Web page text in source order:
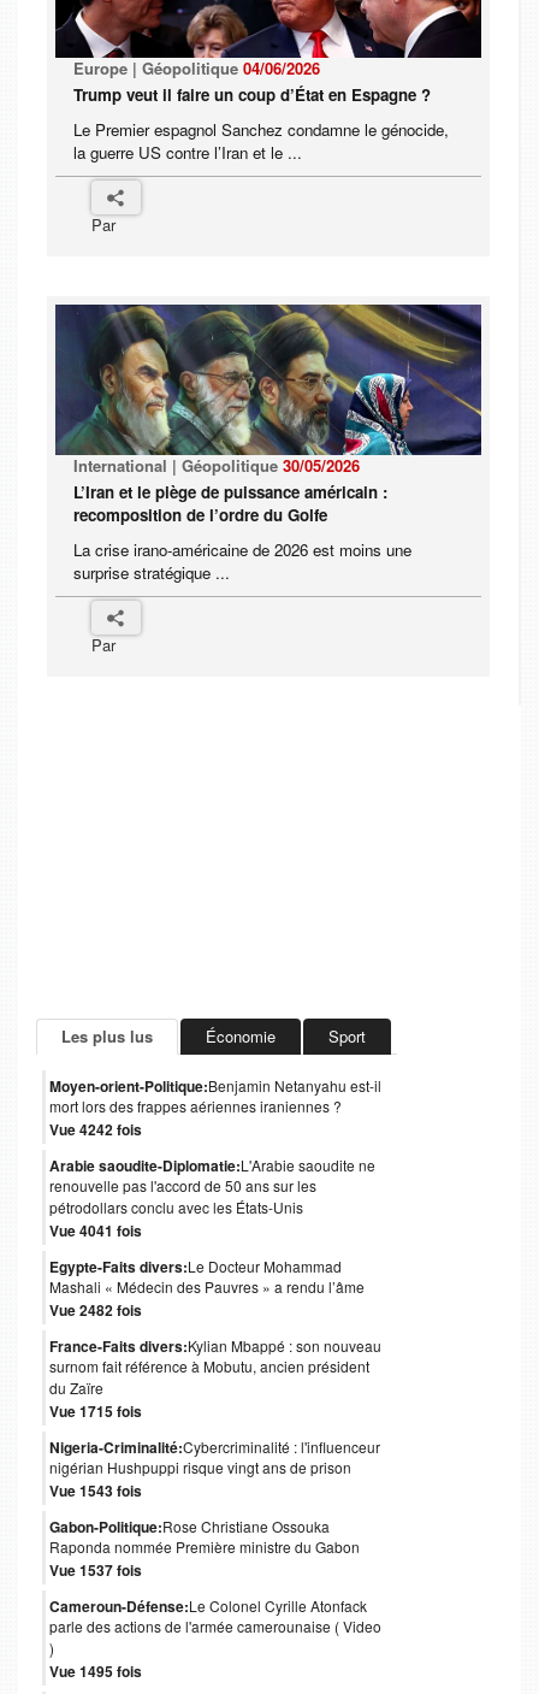
Europe | Géopolitique 04/06/2026
Trump veut il faire un coup d’État en Espagne ?
Le Premier espagnol Sanchez condamne le génocide,
la guerre US contre l’Iran et le ...
Par
International | Géopolitique 30/05/2026
L’Iran et le piège de puissance américain :
recomposition de l’ordre du Golfe
La crise irano-américaine de 2026 est moins une
surprise stratégique ...
Par
Les plus lus Économie Sport
Moyen-orient-Politique:Benjamin Netanyahu est-il
mort lors des frappes aériennes iraniennes ?
Vue 4242 fois
Arabie saoudite-Diplomatie:L'Arabie saoudite ne
renouvelle pas l'accord de 50 ans sur les
pétrodollars conclu avec les États-Unis
Vue 4041 fois
Egypte-Faits divers:Le Docteur Mohammad
Mashali « Médecin des Pauvres » a rendu l’âme
Vue 2482 fois
France-Faits divers:Kylian Mbappé : son nouveau
surnom fait référence à Mobutu, ancien président
du Zaïre
Vue 1715 fois
Nigeria-Criminalité:Cybercriminalité : l'influenceur
nigérian Hushpuppi risque vingt ans de prison
Vue 1543 fois
Gabon-Politique:Rose Christiane Ossouka
Raponda nommée Première ministre du Gabon
Vue 1537 fois
Cameroun-Défense:Le Colonel Cyrille Atonfack
parle des actions de l'armée camerounaise ( Video
)
Vue 1495 fois